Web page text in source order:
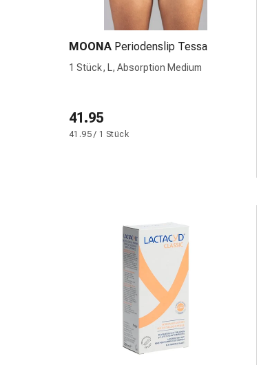
Zugsalbe
Tupfer
Sehen
Hören
Zubehör
Ohrenschmerzen
Herztherapie
Kompressionsstrümpfe
Raucherentwöhnung
MOONA Periodenslip Tessa
1 Stück, L, Absorption Medium
41.95
41.95 / 1 Stück